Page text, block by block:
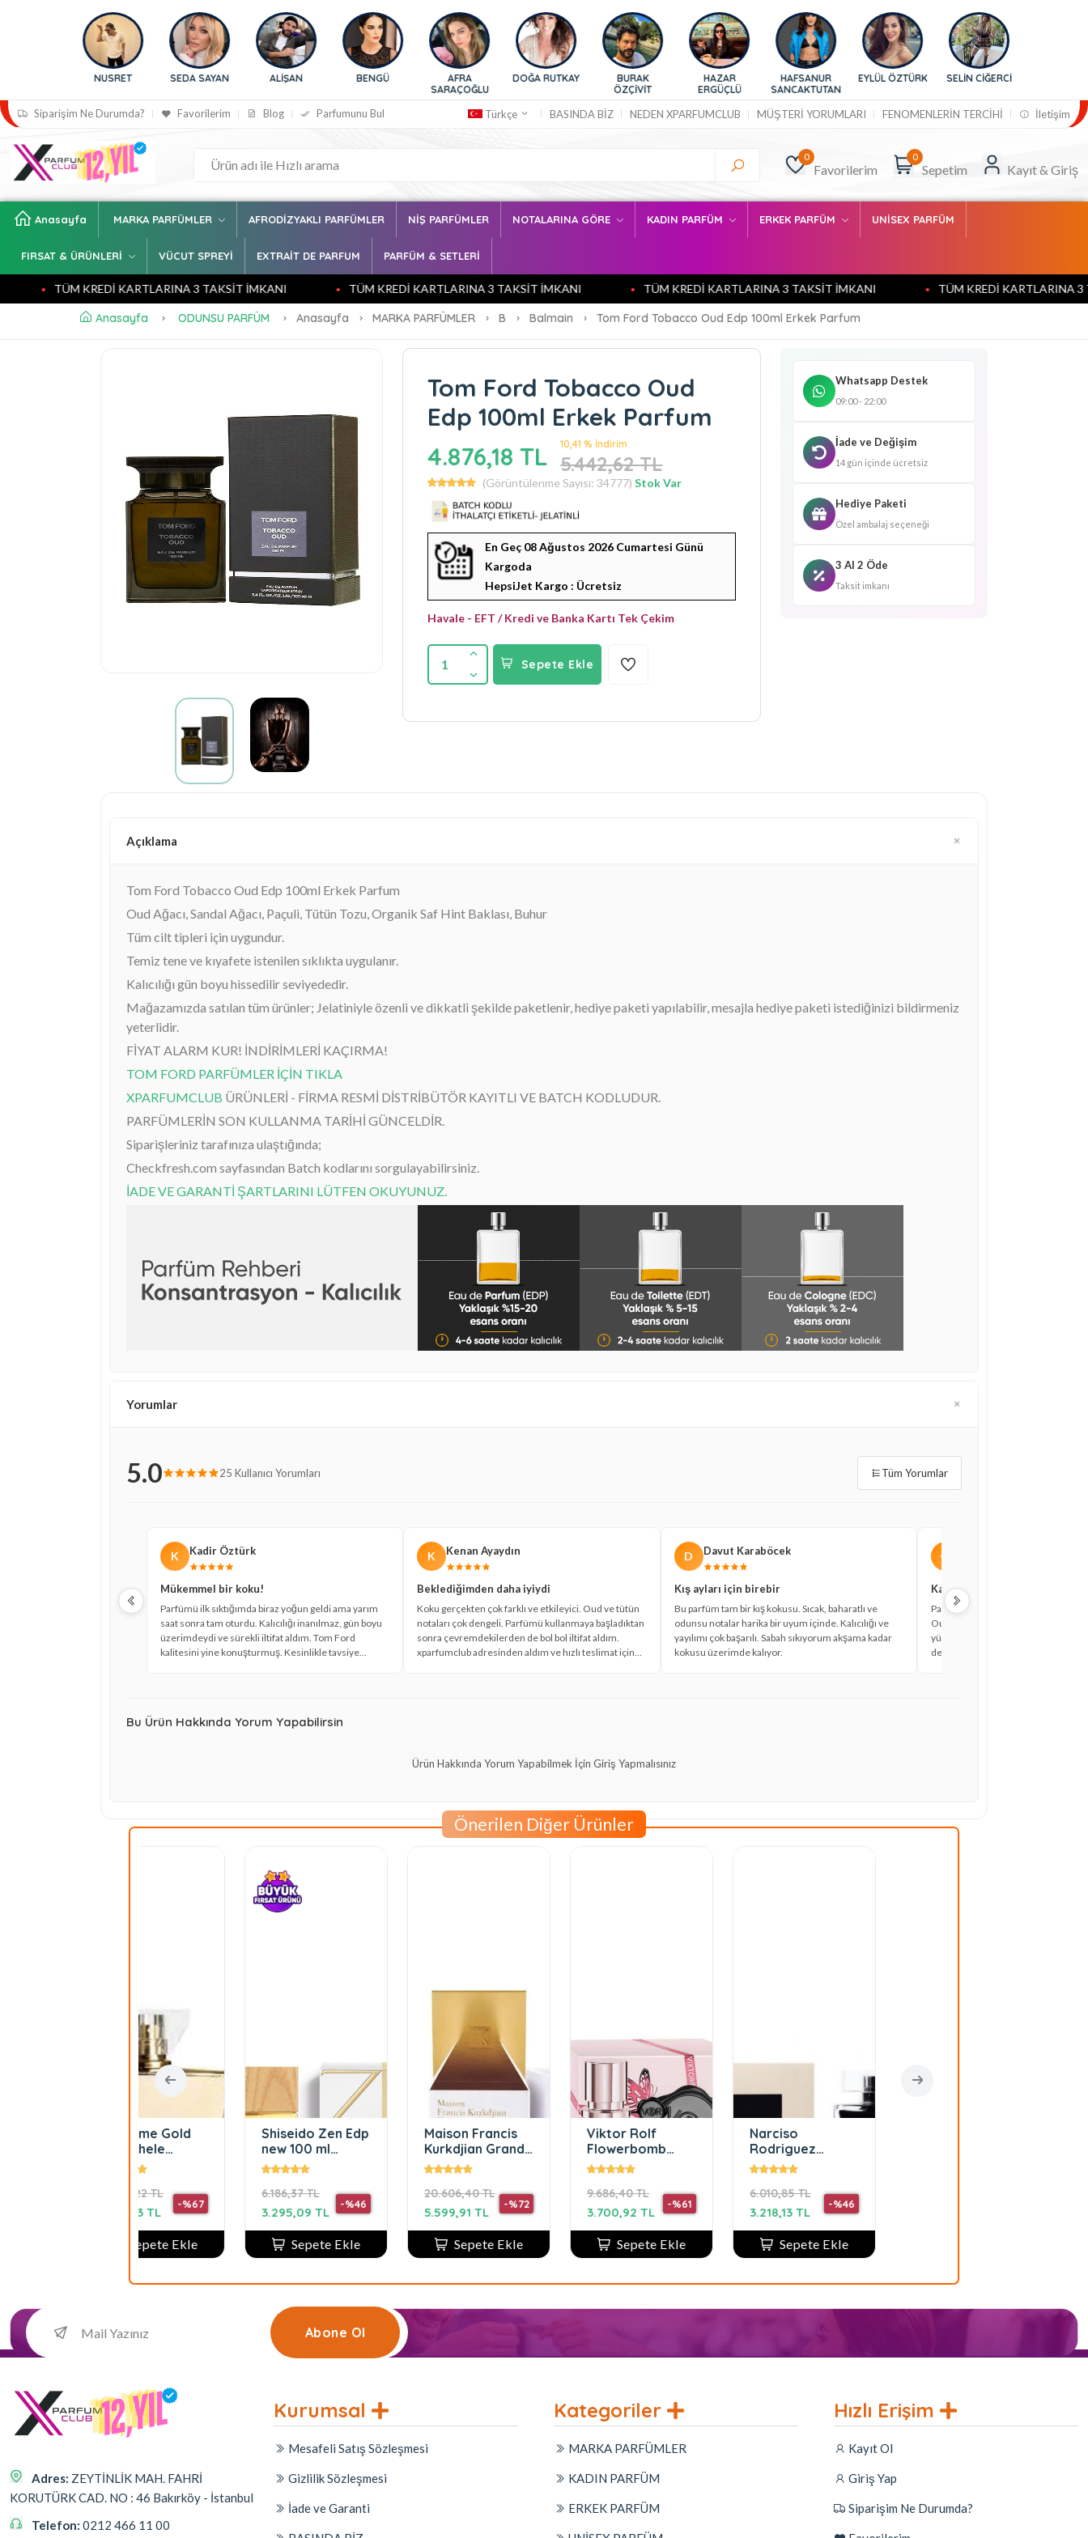
SEDA SAYAN
SARAÇOĞLU
DOĞA RUTKAY
BURAK
ERGÜÇLÜ
HAFSANUR
SANCAKTUTAN
EYLÜL ÖZTÜRK SELİN CİĞERCİ
BURCU
Siparişim Ne Durumda? Favorilerim Blog Parfumunu Bul Türkçe BASINDA BİZ NEDEN XPARFUMCLUB MÜŞTERİ YORUMLARI FENOMENLERİN TERCİHİ İletişim
0
Favorilerim
0
Sepetim Kayıt & Giriş
Anasayfa MARKA PARFÜMLER AFRODİZYAKLI PARFÜMLER NİŞ PARFÜMLER NOTALARINA GÖRE KADIN PARFÜM ERKEK PARFÜM UNİSEX PARFÜM
FIRSAT & ÜRÜNLERİ VÜCUT SPREYİ EXTRAİT DE PARFUM PARFÜM & SETLERİ
TÜM KREDİ KARTLARINA 3 TAKSİT İMKANI TÜM KREDİ KARTLARINA 3 TAKSİT İMKANI TÜM KREDİ KARTLARINA 3 TAKSİT İMKANI TÜM KREDİ KARTLARINA 3
Anasayfa ODUNSU PARFÜM Anasayfa MARKA PARFÜMLER B Balmain Tom Ford Tobacco Oud Edp 100ml Erkek Parfum
Tom Ford Tobacco Oud
Edp 100ml Erkek Parfum
4.876,18 TL
10,41 % İndirim
5.442,62 TL
(Görüntülenme Sayısı: 34777) Stok Var
En Geç 08 Ağustos 2026 Cumartesi Günü
Kargoda
HepsiJet Kargo : Ücretsiz
Havale - EFT / Kredi ve Banka Kartı Tek Çekim
1 Sepete Ekle
Whatsapp Destek
09:00 - 22:00
İade ve Değişim
14 gün içinde ücretsiz
Hediye Paketi
Özel ambalaj seçeneği
3 Al 2 Öde
Taksit imkanı
Açıklama
Tom Ford Tobacco Oud Edp 100ml Erkek Parfum
Oud Ağacı, Sandal Ağacı, Paçuli, Tütün Tozu, Organik Saf Hint Baklası, Buhur
Tüm cilt tipleri için uygundur.
Temiz tene ve kıyafete istenilen sıklıkta uygulanır.
Kalıcılığı gün boyu hissedilir seviyededir.
Mağazamızda satılan tüm ürünler; Jelatiniyle özenli ve dikkatli şekilde paketlenir, hediye paketi yapılabilir, mesajla hediye paketi istediğinizi bildirmeniz
yeterlidir.
FİYAT ALARM KUR! İNDİRİMLERİ KAÇIRMA!
TOM FORD PARFÜMLER İÇİN TIKLA
XPARFUMCLUB ÜRÜNLERİ - FİRMA RESMİ DİSTRİBÜTÖR KAYITLI VE BATCH KODLUDUR.
PARFÜMLERİN SON KULLANMA TARİHİ GÜNCELDİR.
Siparişleriniz tarafınıza ulaştığında;
Checkfresh.com sayfasından Batch kodlarını sorgulayabilirsiniz.
İADE VE GARANTİ ŞARTLARINI LÜTFEN OKUYUNUZ.
Yorumlar
5.0 25 Kullanıcı Yorumları Tüm Yorumlar
K Kadir Öztürk
Mükemmel bir koku!
Parfümü ilk sıktığımda biraz yoğun geldi ama yarım
saat sonra tam oturdu. Kalıcılığı inanılmaz, gün boyu
üzerimdeydi ve sürekli iltifat aldım. Tom Ford
kalitesini yine konuşturmuş. Kesinlikle tavsiye
K Kenan Ayaydın
Beklediğimden daha iyiydi
Koku gerçekten çok farklı ve etkileyici. Oud ve tütün
notaları çok dengeli. Parfümü kullanmaya başladıktan
sonra çevremdekilerden de bol bol iltifat aldım.
xparfumclub adresinden aldım ve hızlı teslimat için
D Davut Karaböcek
Kış ayları için birebir
Bu parfüm tam bir kış kokusu. Sıcak, baharatlı ve
odunsu notalar harika bir uyum içinde. Kalıcılığı ve
yayılımı çok başarılı. Sabah sıkıyorum akşama kadar
kokusu üzerimde kalıyor.
�
Kaliteli ve kalıcı
Parfümün kokusu gerçekten çok
Oud sevenler kesinlikle bayılacaktır.
yüksek, kıyafetlerimde birkaç gün
değen bir ürün.
Bu Ürün Hakkında Yorum Yapabilirsin
Ürün Hakkında Yorum Yapabilmek İçin Giriş Yapmalısınız
Önerilen Diğer Ürünler
Shiseido Zen Edp
new 100 ml
6.186,37 TL
3.295,09 TL
Sepete Ekle
Maison Francis
Kurkdjian Grand
20.606,40 TL
5.599,91 TL
Sepete Ekle
Viktor Rolf
Flowerbomb
Nectar Kadin Eau
9.686,40 TL
3.700,92 TL
Sepete Ekle
Narciso
Rodriguez
Narciso EDT 90
6.010,85 TL
3.218,13 TL
Sepete Ekle
Nuıt Intense Edt
6.335,51 TL
3.121,70 TL
Sepete Ekle
Abone Ol
Adres: ZEYTİNLİK MAH. FAHRİ
KORUTÜRK CAD. NO : 46 Bakırköy - İstanbul
Telefon: 0212 466 11 00
Kurumsal
Mesafeli Satış Sözleşmesi
Gizlilik Sözleşmesi
İade ve Garanti
Kategoriler
MARKA PARFÜMLER
KADIN PARFÜM
ERKEK PARFÜM
Hızlı Erişim
Kayıt Ol
Giriş Yap
Siparişim Ne Durumda?